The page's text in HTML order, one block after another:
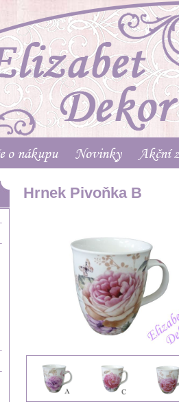
o nákupu Novinky Akční
Hrnek Pivoňka B